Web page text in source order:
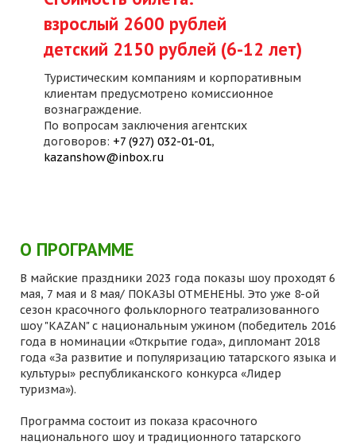
взрослый 2600 рублей
детский 2150 рублей (6-12 лет)
Туристическим компаниям и корпоративным
клиентам предусмотрено комиссионное
вознаграждение.
По вопросам заключения агентских
договоров: +7 (927) 032-01-01,
kazanshow@inbox.ru
О ПРОГРАММЕ
В майские праздники 2023 года показы шоу проходят 6
мая, 7 мая и 8 мая/ ПОКАЗЫ ОТМЕНЕНЫ. Это уже 8-ой
сезон красочного фольклорного театрализованного
шоу "KAZAN" с национальным ужином (победитель 2016
года в номинации «Открытие года», дипломант 2018
года «За развитие и популяризацию татарского языка и
культуры» республиканского конкурса «Лидер
туризма»).
Программа состоит из показа красочного
национального шоу и традиционного татарского